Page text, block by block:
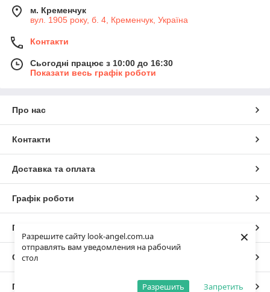
Разрешите сайту look-angel.com.ua
отправлять вам уведомления на рабочий
стол
Запретить
Разрешить
×
м. Кременчук
вул. 1905 року, б. 4, Кременчук, Україна
Контакти
Сьогодні працює з 10:00 до 16:30
Показати весь графік роботи
Про нас
Контакти
Доставка та оплата
Графік роботи
Повна версія сайту
Сайт створено на маркетплейсі
Політика конфіденційності